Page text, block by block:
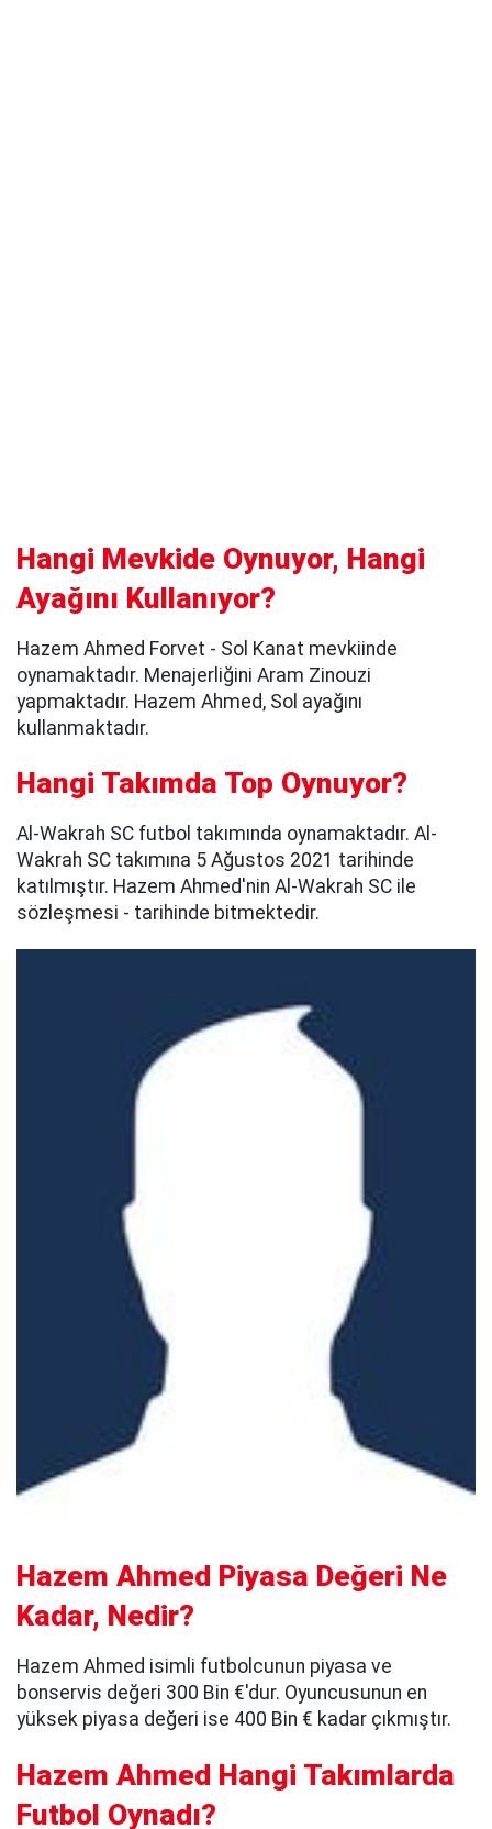
Hangi Mevkide Oynuyor, Hangi
Ayağını Kullanıyor?
Hazem Ahmed Forvet - Sol Kanat mevkiinde
oynamaktadır. Menajerliğini Aram Zinouzi
yapmaktadır. Hazem Ahmed, Sol ayağını
kullanmaktadır.
Hangi Takımda Top Oynuyor?
Al-Wakrah SC futbol takımında oynamaktadır. Al-
Wakrah SC takımına 5 Ağustos 2021 tarihinde
katılmıştır. Hazem Ahmed'nin Al-Wakrah SC ile
sözleşmesi - tarihinde bitmektedir.
Hazem Ahmed Piyasa Değeri Ne
Kadar, Nedir?
Hazem Ahmed isimli futbolcunun piyasa ve
bonservis değeri 300 Bin €'dur. Oyuncusunun en
yüksek piyasa değeri ise 400 Bin € kadar çıkmıştır.
Hazem Ahmed Hangi Takımlarda
Futbol Oynadı?